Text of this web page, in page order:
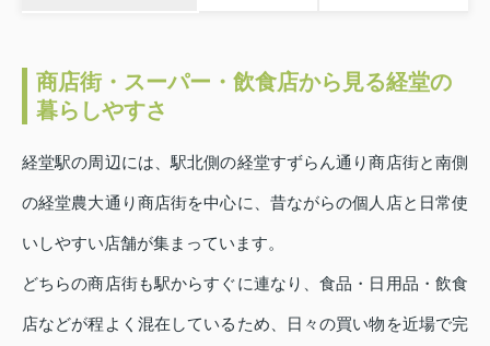
商店街・スーパー・飲食店から見る経堂の
暮らしやすさ
経堂駅の周辺には、駅北側の経堂すずらん通り商店街と南側
の経堂農大通り商店街を中心に、昔ながらの個人店と日常使
いしやすい店舗が集まっています。
どちらの商店街も駅からすぐに連なり、食品・日用品・飲食
店などが程よく混在しているため、日々の買い物を近場で完